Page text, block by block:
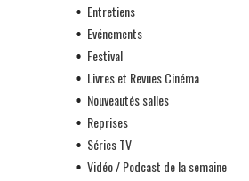
Entretiens
Evénements
Festival
Livres et Revues Cinéma
Nouveautés salles
Reprises
Séries TV
Vidéo / Podcast de la semaine